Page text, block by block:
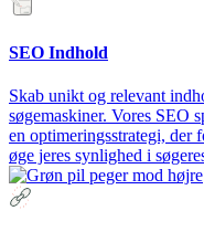
SEO Indhold
Skab unikt og relevant
søgemaskiner. Vores SEO
en optimeringsstrategi, der
øge jeres synlighed i